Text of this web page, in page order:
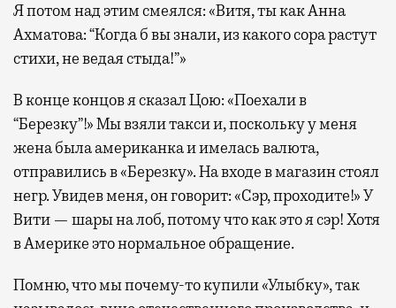
Я потом над этим смеялся: «Витя, ты как Анна
Ахматова: “Когда б вы знали, из какого сора растут
стихи, не ведая стыда!”»
В конце концов я сказал Цою: «Поехали в
“Березку”!» Мы взяли такси и, поскольку у меня
жена была американка и имелась валюта,
отправились в «Березку». На входе в магазин стоял
негр. Увидев меня, он говорит: «Сэр, проходите!» У
Вити — шары на лоб, потому что как это я сэр! Хотя
в Америке это нормальное обращение.
Помню, что мы почему-то купили «Улыбку», так